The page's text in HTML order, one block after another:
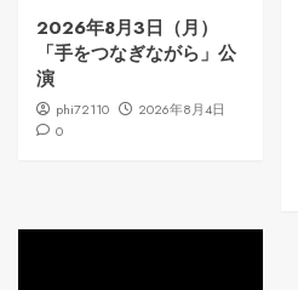
2026年8月3日（月）
「手をつなぎながら」公
演
phi72110
2026年8月4日
0